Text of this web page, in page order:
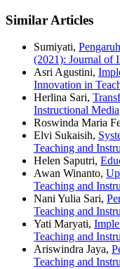
Similar Articles
Sumiyati,
(2021): Journal of
Asri Agustini,
Innovation in
Herlina Sari,
Instructional Media
Roswinda Maria
Elvi Sukaisih,
Teaching and
Helen Saputri,
Awan Winanto,
Teaching and
Nani Yulia Sari,
Teaching and
Yati Maryati,
Teaching and
Ariswindra Jaya,
Teaching and